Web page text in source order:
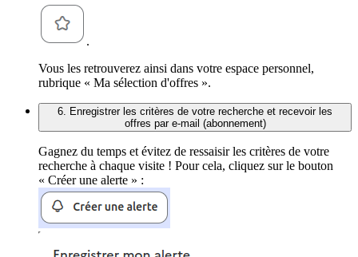
.
Vous les retrouverez ainsi dans votre espace personnel,
rubrique « Ma sélection d'offres ».
6. Enregistrer les critères de votre recherche et recevoir les
offres par e-mail (abonnement)
Gagnez du temps et évitez de ressaisir les critères de votre
recherche à chaque visite ! Pour cela, cliquez sur le bouton
« Créer une alerte » :